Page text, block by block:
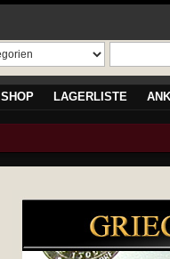
SHOP LAGERLISTE